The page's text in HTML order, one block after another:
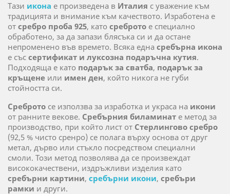
Тази икона е произведена в Италия с уважение към
традицията и внимание към качеството. Изработена е
от сребро проба 925, като среброто е специално
обработено, за да запази блясъка си и да остане
непроменено във времето. Всяка една сребърна икона
е със сертификат и луксозна подаръчна кутия.
Подходяща е като подарък за сватба, подарък за
кръщене или имен ден, който никога не губи
стойността си.
Среброто се използва за изработка и украса на икони
от ранните векове. Сребърния биламинат е метод за
производство, при който лист от Стерлингово сребро
(92,5 % чисто сренро) се полага върху основа от друг
метал, дърво или стъкло посредством специални
смоли. Този метод позволява да се произвеждат
висококачествени, издръжливи изделия като
сребърни картини, сребърни икони, сребъри
рамки и други.